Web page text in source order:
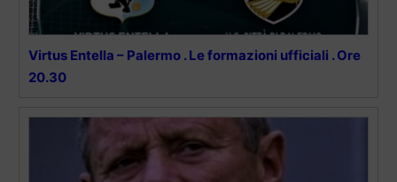
Virtus Entella – Palermo . Le formazioni ufficiali . Ore
20.30